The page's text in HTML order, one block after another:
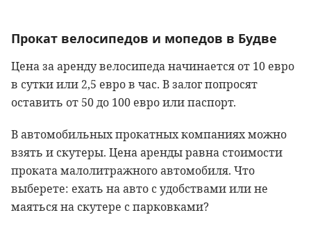
Прокат велосипедов и мопедов в Будве
Цена за аренду велосипеда начинается от 10 евро
в сутки или 2,5 евро в час. В залог попросят
оставить от 50 до 100 евро или паспорт.
В автомобильных прокатных компаниях можно
взять и скутеры. Цена аренды равна стоимости
проката малолитражного автомобиля. Что
выберете: ехать на авто с удобствами или не
маяться на скутере с парковками?